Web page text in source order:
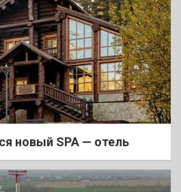
новый SPA — отель